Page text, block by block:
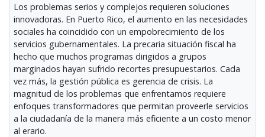
Los problemas serios y complejos requieren soluciones
innovadoras. En Puerto Rico, el aumento en las necesidades
sociales ha coincidido con un empobrecimiento de los
servicios gubernamentales. La precaria situación fiscal ha
hecho que muchos programas dirigidos a grupos
marginados hayan sufrido recortes presupuestarios. Cada
vez más, la gestión pública es gerencia de crisis. La
magnitud de los problemas que enfrentamos requiere
enfoques transformadores que permitan proveerle servicios
a la ciudadanía de la manera más eficiente a un costo menor
al erario.